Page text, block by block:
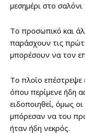
μεσημέρι στο
Το προσωπικό και
παράσχουν τις
μπορέσουν να τον
Το πλοίο επέστρεψε
όπου περίμενε ήδη
ειδοποιηθεί, όμως
μπόρεσαν να του
ήταν ήδη νεκρός.